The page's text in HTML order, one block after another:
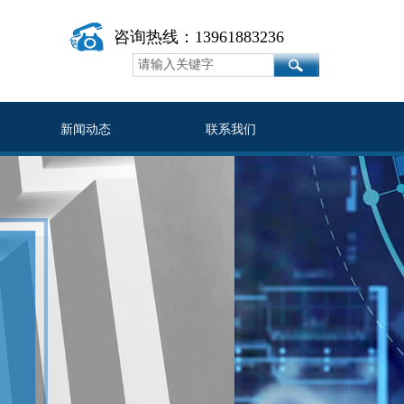
咨询热线：13961883236
新闻动态 联系我们